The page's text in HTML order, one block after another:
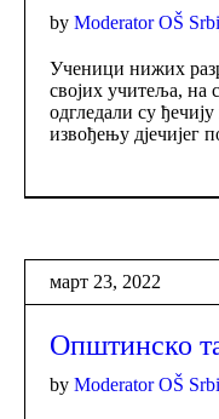
by Moderator OŠ
Ученици нижих
својих учитеља, на
одгледали су
извођењу дјечијег
март 23, 2022
Општинско
by Moderator OŠ